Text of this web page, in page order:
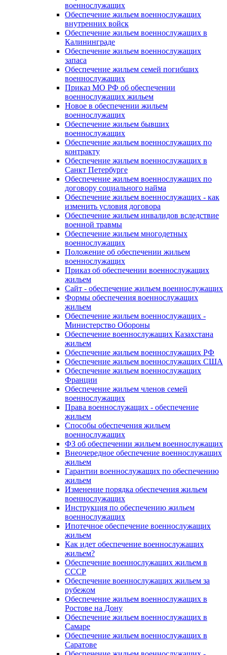
военнослужащих
Обеспечение жильем военнослужащих
внутренних войск
Обеспечение жильем военнослужащих в
Калининграде
Обеспечение жильем военнослужащих
запаса
Обеспечение жильем семей погибших
военнослужащих
Приказ МО РФ об обеспечении
военнослужащих жильем
Новое в обеспечении жильем
военнослужащих
Обеспечение жильем бывших
военнослужащих
Обеспечение жильем военнослужащих по
контракту
Обеспечение жильем военнослужащих в
Санкт Петербурге
Обеспечение жильем военнослужащих по
договору социального найма
Обеспечение жильем военнослужащих - как
изменить условия договора
Обеспечение жильем инвалидов вследствие
военной травмы
Обеспечение жильем многодетных
военнослужащих
Положение об обеспечении жильем
военнослужащих
Приказ об обеспечении военнослужащих
жильем
Сайт - обеспечение жильем военнослужащих
Формы обеспечения военнослужащих
жильем
Обеспечение жильем военнослужащих -
Министерство Обороны
Обеспечение военнослужащих Казахстана
жильем
Обеспечение жильем военнослужащих РФ
Обеспечение жильем военнослужащих США
Обеспечение жильем военнослужащих
Франции
Обеспечение жильем членов семей
военнослужащих
Права военнослужащих - обеспечение
жильем
Способы обеспечения жильем
военнослужащих
ФЗ об обеспечении жильем военнослужащих
Внеочередное обеспечение военнослужащих
жильем
Гарантии военнослужащих по обеспечению
жильем
Изменение порядка обеспечения жильем
военнослужащих
Инструкция по обеспечению жильем
военнослужащих
Ипотечное обеспечение военнослужащих
жильем
Как идет обеспечение военнослужащих
жильем?
Обеспечение военнослужащих жильем в
СССР
Обеспечение военнослужащих жильем за
рубежом
Обеспечение жильем военнослужащих в
Ростове на Дону
Обеспечение жильем военнослужащих в
Самаре
Обеспечение жильем военнослужащих в
Саратове